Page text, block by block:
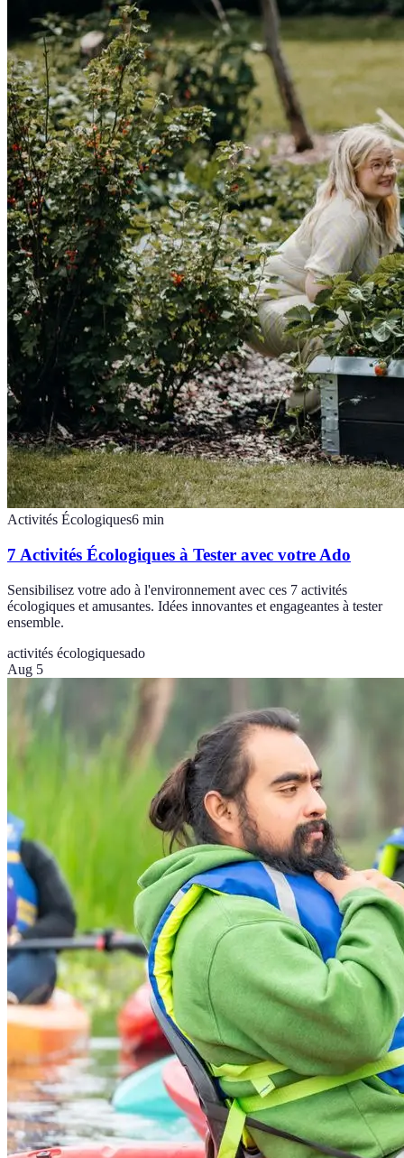
Activités Écologiques6 min
7 Activités Écologiques à Tester avec votre Ado
Sensibilisez votre ado à l'environnement avec ces 7 activités
écologiques et amusantes. Idées innovantes et engageantes à tester
ensemble.
activités écologiquesado
Aug 5